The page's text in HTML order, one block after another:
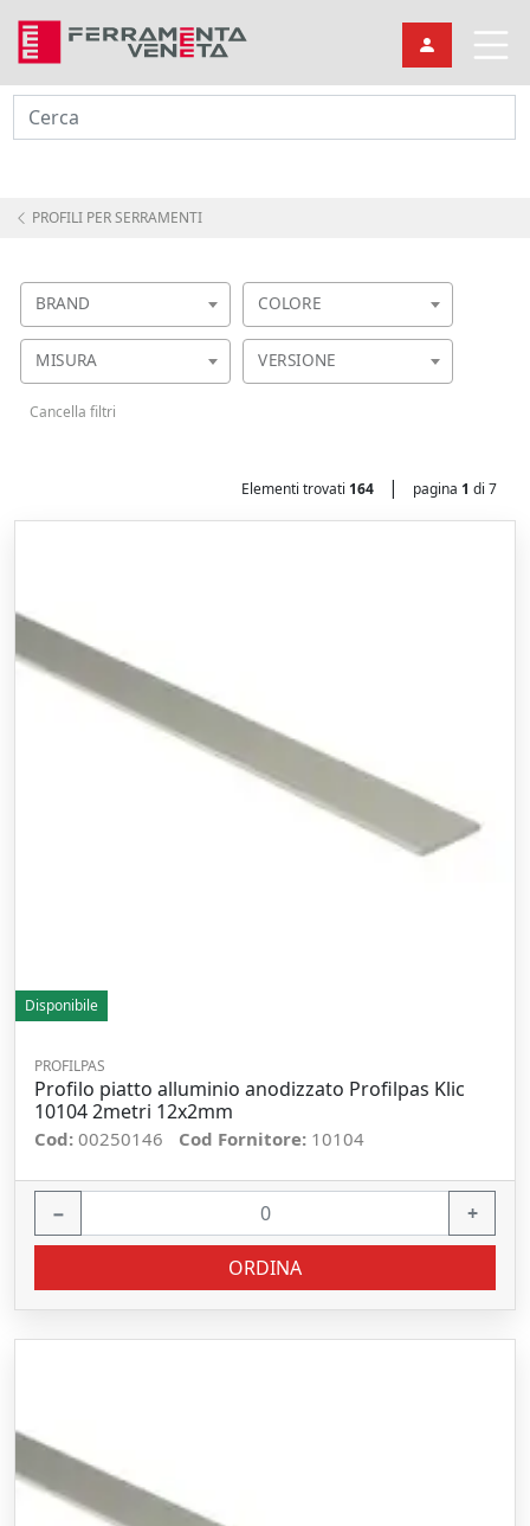
Cerca
PROFILI PER SERRAMENTI
BRAND COLORE
MISURA VERSIONE
Cancella filtri
Elementi trovati 164 | pagina 1 di 7
Disponibile
PROFILPAS
Profilo piatto alluminio anodizzato Profilpas Klic
10104 2metri 12x2mm
Cod: 00250146 Cod Fornitore: 10104
− +
ORDINA